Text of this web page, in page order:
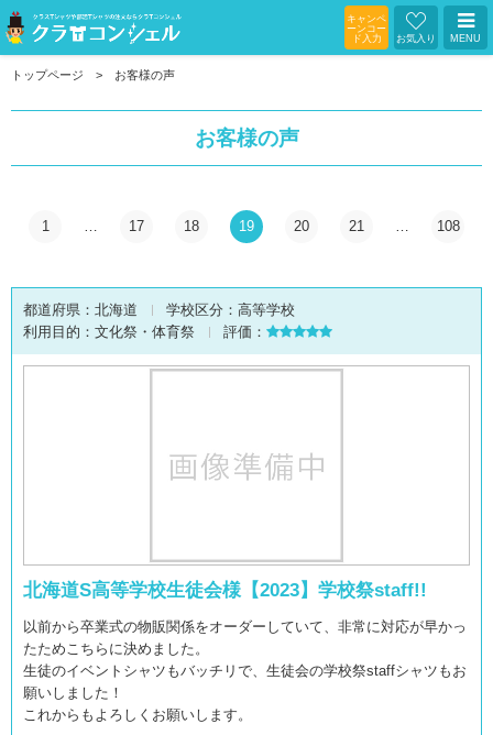
キャンペ
ーンコー
ド入力
お気入り MENU
トップページ お客様の声
お客様の声
1 … 17 18 19 20 21 … 108
都道府県： 北海道 学校区分： 高等学校
利用目的： 文化祭・体育祭 評価：
北海道S高等学校生徒会様【2023】学校祭staff!!
以前から卒業式の物販関係をオーダーしていて、非常に対応が早かっ
たためこちらに決めました。
生徒のイベントシャツもバッチリで、生徒会の学校祭staffシャツもお
願いしました！
これからもよろしくお願いします。